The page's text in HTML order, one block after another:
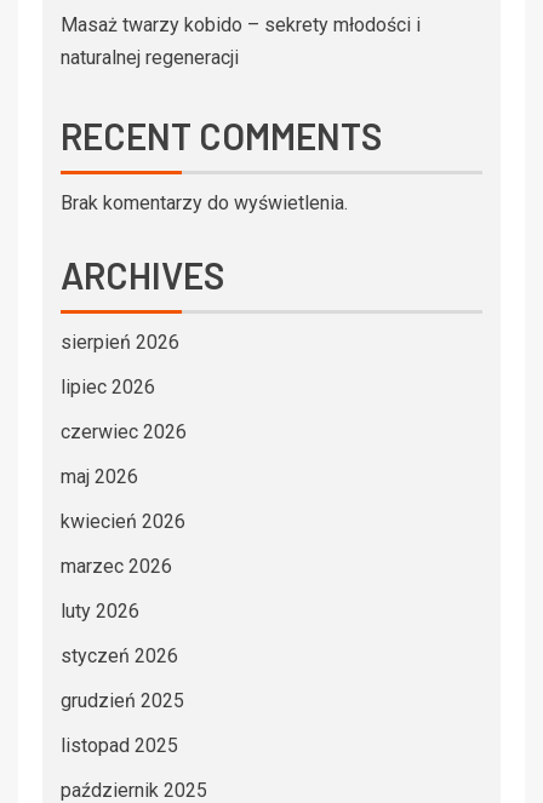
Masaż twarzy kobido – sekrety młodości i
naturalnej regeneracji
RECENT COMMENTS
Brak komentarzy do wyświetlenia.
ARCHIVES
sierpień 2026
lipiec 2026
czerwiec 2026
maj 2026
kwiecień 2026
marzec 2026
luty 2026
styczeń 2026
grudzień 2025
listopad 2025
październik 2025